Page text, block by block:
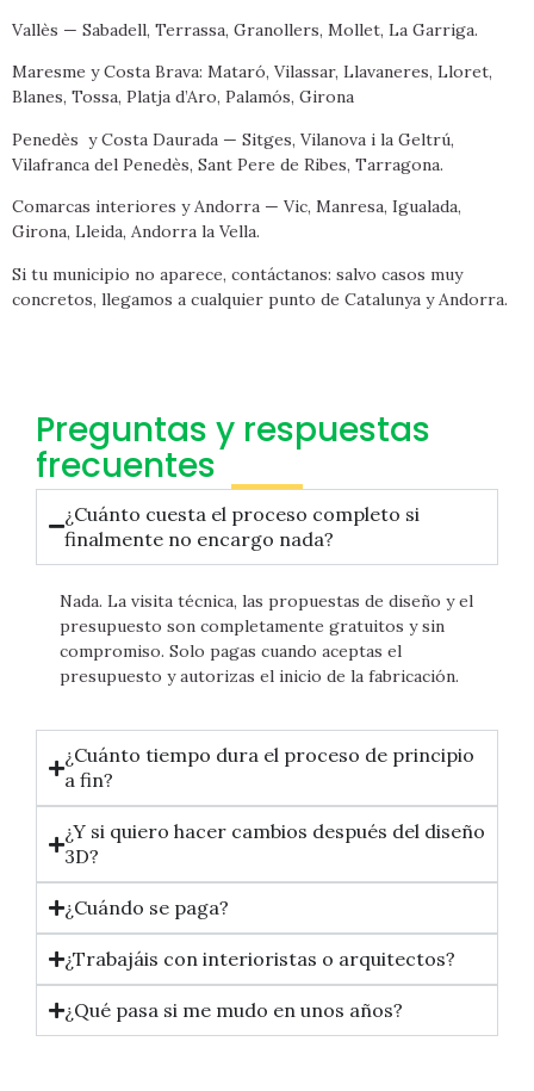
Vallès — Sabadell, Terrassa, Granollers, Mollet, La Garriga.
Maresme y Costa Brava: Mataró, Vilassar, Llavaneres, Lloret,
Blanes, Tossa, Platja d’Aro, Palamós, Girona
Penedès y Costa Daurada — Sitges, Vilanova i la Geltrú,
Vilafranca del Penedès, Sant Pere de Ribes, Tarragona.
Comarcas interiores y Andorra — Vic, Manresa, Igualada,
Girona, Lleida, Andorra la Vella.
Si tu municipio no aparece, contáctanos: salvo casos muy
concretos, llegamos a cualquier punto de Catalunya y Andorra.
Preguntas y respuestas
frecuentes
¿Cuánto cuesta el proceso completo si
finalmente no encargo nada?
Nada. La visita técnica, las propuestas de diseño y el
presupuesto son completamente gratuitos y sin
compromiso. Solo pagas cuando aceptas el
presupuesto y autorizas el inicio de la fabricación.
¿Cuánto tiempo dura el proceso de principio
a fin?
¿Y si quiero hacer cambios después del diseño
3D?
¿Cuándo se paga?
¿Trabajáis con interioristas o arquitectos?
¿Qué pasa si me mudo en unos años?